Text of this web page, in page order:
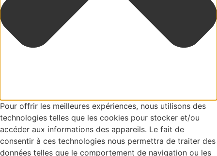
Pour offrir les meilleures expériences, nous utilisons des
technologies telles que les cookies pour stocker et/ou
accéder aux informations des appareils. Le fait de
consentir à ces technologies nous permettra de traiter des
données telles que le comportement de navigation ou les